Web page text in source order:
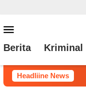
ke
konten
Mobile
Berita Kriminal
Headliine News
Raih Juara Pertama di